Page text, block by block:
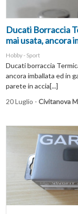
Ducati Borraccia
mai usata, ancora
Hobby - Sport
Ducati borraccia
ancora imballata ed in
parete in accia[...]
20 Luglio - Civitanova